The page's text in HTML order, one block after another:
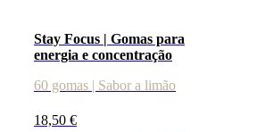
Stay Focus | Gomas para
energia e concentração
60 gomas | Sabor a limão
18,50 €